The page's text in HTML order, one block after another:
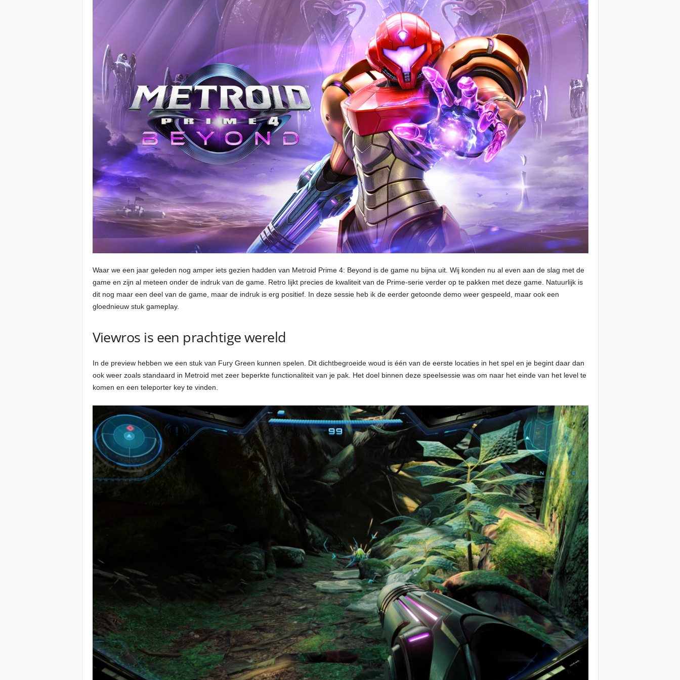
Waar we een jaar geleden nog amper iets gezien hadden van Metroid Prime 4: Beyond is de game nu bijna uit. Wij konden nu al even aan de slag met de
game en zijn al meteen onder de indruk van de game. Retro lijkt precies de kwaliteit van de Prime-serie verder op te pakken met deze game. Natuurlijk is
dit nog maar een deel van de game, maar de indruk is erg positief. In deze sessie heb ik de eerder getoonde demo weer gespeeld, maar ook een
gloednieuw stuk gameplay.
Viewros is een prachtige wereld
In de preview hebben we een stuk van Fury Green kunnen spelen. Dit dichtbegroeide woud is één van de eerste locaties in het spel en je begint daar dan
ook weer zoals standaard in Metroid met zeer beperkte functionaliteit van je pak. Het doel binnen deze speelsessie was om naar het einde van het level te
komen en een teleporter key te vinden.